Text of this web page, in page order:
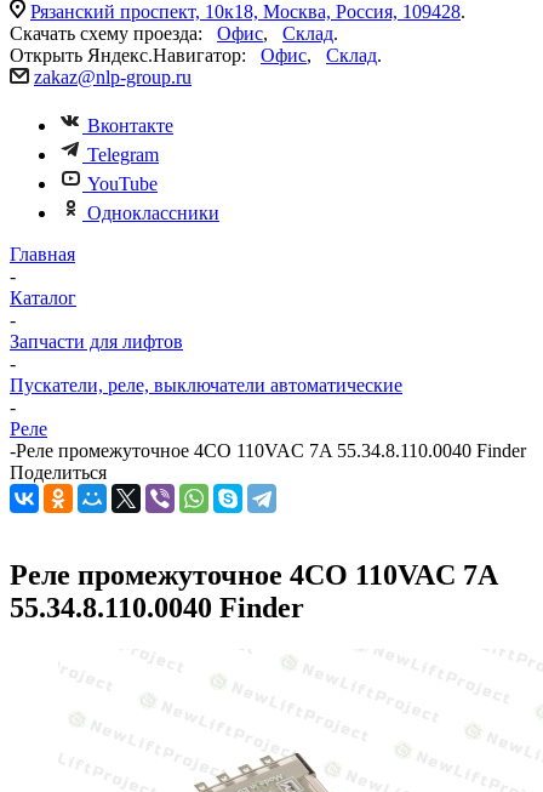
Рязанский проспект, 10к18, Москва, Россия, 109428.
Скачать схему проезда: Офис, Склад.
Открыть Яндекс.Навигатор: Офис, Склад.
zakaz@nlp-group.ru
Вконтакте
Telegram
YouTube
Одноклассники
Главная
-
Каталог
-
Запчасти для лифтов
-
Пускатели, реле, выключатели автоматические
-
Реле
-Реле промежуточное 4CO 110VAC 7A 55.34.8.110.0040 Finder
Поделиться
Реле промежуточное 4CO 110VAC 7A
55.34.8.110.0040 Finder